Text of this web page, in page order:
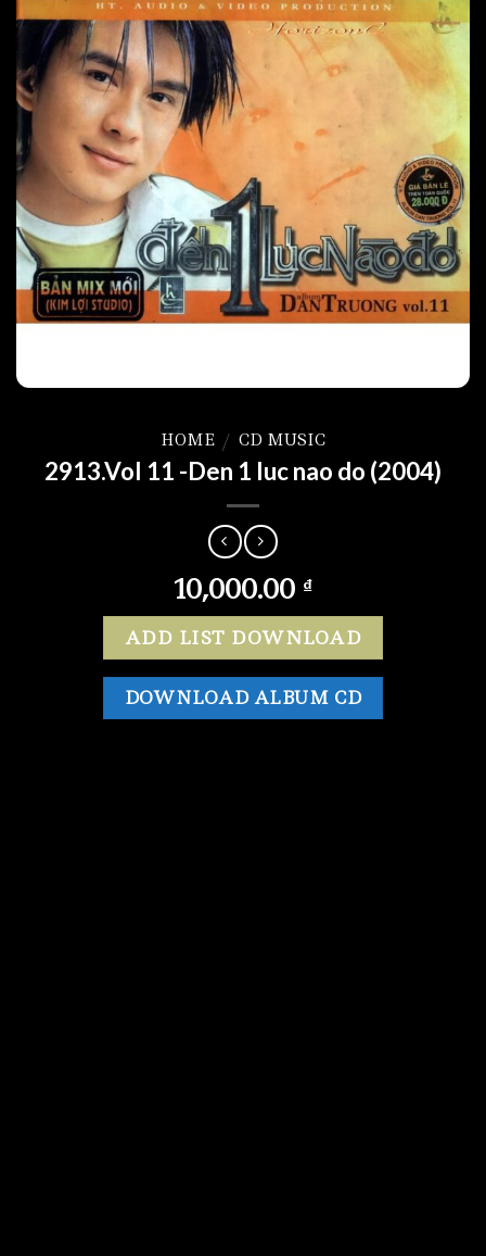
HOME / CD MUSIC
2913.Vol 11 -Den 1 luc nao do (2004)
10,000.00 ₫
ADD LIST DOWNLOAD
DOWNLOAD ALBUM CD